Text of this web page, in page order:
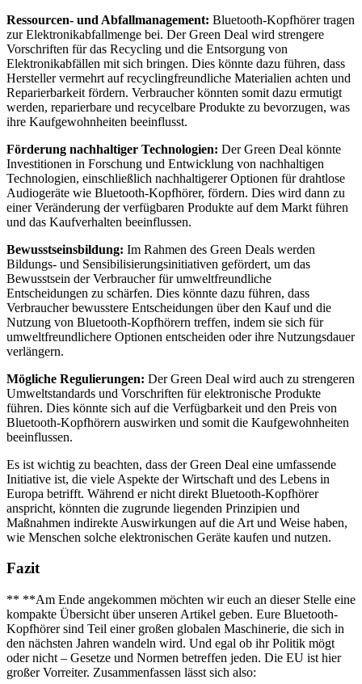
Ressourcen- und Abfallmanagement: Bluetooth-Kopfhörer tragen
zur Elektronikabfallmenge bei. Der Green Deal wird strengere
Vorschriften für das Recycling und die Entsorgung von
Elektronikabfällen mit sich bringen. Dies könnte dazu führen, dass
Hersteller vermehrt auf recyclingfreundliche Materialien achten und
Reparierbarkeit fördern. Verbraucher könnten somit dazu ermutigt
werden, reparierbare und recycelbare Produkte zu bevorzugen, was
ihre Kaufgewohnheiten beeinflusst.
Förderung nachhaltiger Technologien: Der Green Deal könnte
Investitionen in Forschung und Entwicklung von nachhaltigen
Technologien, einschließlich nachhaltigerer Optionen für drahtlose
Audiogeräte wie Bluetooth-Kopfhörer, fördern. Dies wird dann zu
einer Veränderung der verfügbaren Produkte auf dem Markt führen
und das Kaufverhalten beeinflussen.
Bewusstseinsbildung: Im Rahmen des Green Deals werden
Bildungs- und Sensibilisierungsinitiativen gefördert, um das
Bewusstsein der Verbraucher für umweltfreundliche
Entscheidungen zu schärfen. Dies könnte dazu führen, dass
Verbraucher bewusstere Entscheidungen über den Kauf und die
Nutzung von Bluetooth-Kopfhörern treffen, indem sie sich für
umweltfreundlichere Optionen entscheiden oder ihre Nutzungsdauer
verlängern.
Mögliche Regulierungen: Der Green Deal wird auch zu strengeren
Umweltstandards und Vorschriften für elektronische Produkte
führen. Dies könnte sich auf die Verfügbarkeit und den Preis von
Bluetooth-Kopfhörern auswirken und somit die Kaufgewohnheiten
beeinflussen.
Es ist wichtig zu beachten, dass der Green Deal eine umfassende
Initiative ist, die viele Aspekte der Wirtschaft und des Lebens in
Europa betrifft. Während er nicht direkt Bluetooth-Kopfhörer
anspricht, könnten die zugrunde liegenden Prinzipien und
Maßnahmen indirekte Auswirkungen auf die Art und Weise haben,
wie Menschen solche elektronischen Geräte kaufen und nutzen.
Fazit
** **Am Ende angekommen möchten wir euch an dieser Stelle eine
kompakte Übersicht über unseren Artikel geben. Eure Bluetooth-
Kopfhörer sind Teil einer großen globalen Maschinerie, die sich in
den nächsten Jahren wandeln wird. Und egal ob ihr Politik mögt
oder nicht – Gesetze und Normen betreffen jeden. Die EU ist hier
großer Vorreiter. Zusammenfassen lässt sich also: